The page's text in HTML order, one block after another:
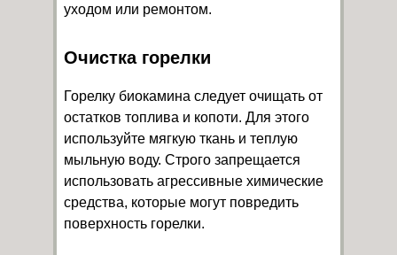
уходом или ремонтом.
Очистка горелки
Горелку биокамина следует очищать от
остатков топлива и копоти. Для этого
используйте мягкую ткань и теплую
мыльную воду. Строго запрещается
использовать агрессивные химические
средства, которые могут повредить
поверхность горелки.